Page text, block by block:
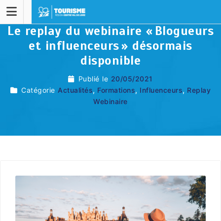
Le replay du webinaire « Blogueurs
et influenceurs » désormais
disponible
Publié le 20/05/2021
Catégorie Actualités, Formations, Influenceurs, Replay
Webinaire